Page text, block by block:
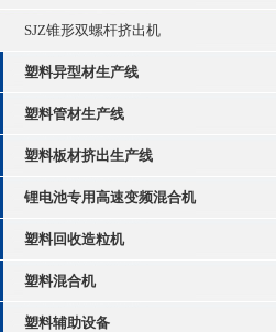
SJZ锥形双螺杆挤出机
塑料异型材生产线
塑料管材生产线
塑料板材挤出生产线
锂电池专用高速变频混合机
塑料回收造粒机
塑料混合机
塑料辅助设备